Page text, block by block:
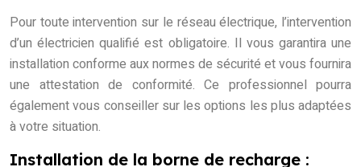
Pour toute intervention sur le réseau électrique, l’intervention
d’un électricien qualifié est obligatoire. Il vous garantira une
installation conforme aux normes de sécurité et vous fournira
une attestation de conformité. Ce professionnel pourra
également vous conseiller sur les options les plus adaptées
à votre situation.
Installation de la borne de recharge :